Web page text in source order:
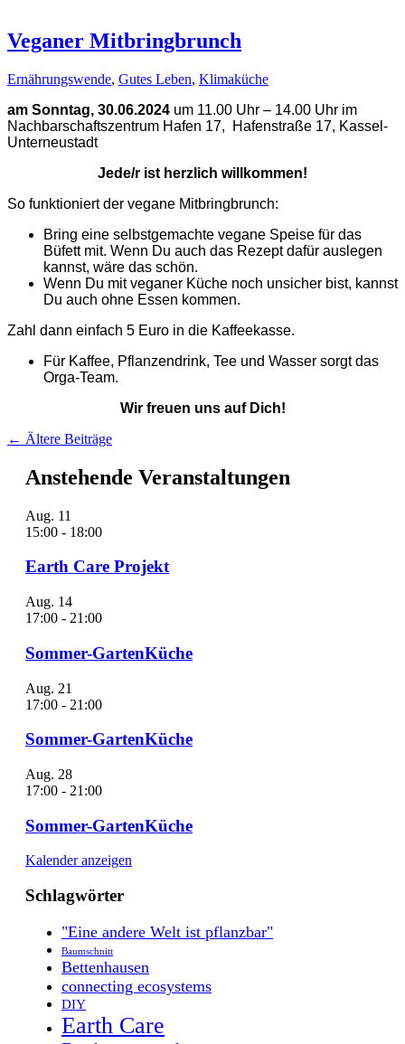
Veganer Mitbringbrunch
Ernährungswende, Gutes Leben, Klimaküche
am Sonntag, 30.06.2024 um 11.00 Uhr – 14.00 Uhr im
Nachbarschaftszentrum Hafen 17,
Hafenstraße 17, Kassel-
Unterneustadt
Jede/r ist herzlich willkommen!
So funktioniert der vegane Mitbringbrunch:
Bring eine selbstgemachte vegane Speise für das
Büfett mit. Wenn Du auch das Rezept dafür auslegen
kannst, wäre das schön.
Wenn Du mit veganer Küche noch unsicher bist, kannst
Du auch ohne Essen kommen.
Zahl dann einfach 5 Euro in die Kaffeekasse.
Für Kaffee, Pflanzendrink, Tee und Wasser sorgt das
Orga-Team.
Wir freuen uns auf Dich!
Beitragsnavigation
← Ältere Beiträge
Anstehende Veranstaltungen
Aug. 11
15:00 - 18:00
Earth Care Projekt
Aug. 14
17:00 - 21:00
Sommer-GartenKüche
Aug. 21
17:00 - 21:00
Sommer-GartenKüche
Aug. 28
17:00 - 21:00
Sommer-GartenKüche
Kalender anzeigen
Schlagwörter
"Eine andere Welt ist pflanzbar"
Baumschnitt
Bettenhausen
connecting ecosystems
DIY
Earth Care